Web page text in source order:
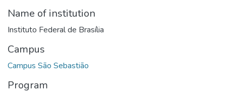
Name of institution
Instituto Federal de Brasília
Campus
Campus São Sebastião
Program